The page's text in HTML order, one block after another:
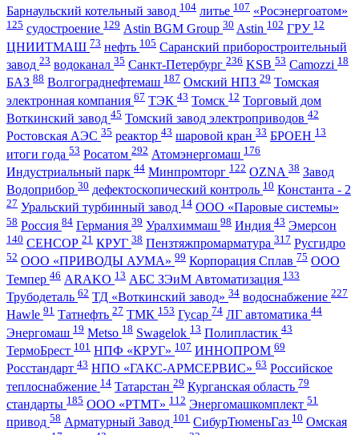
Барнаульский котельный завод 104 литье 107 «Росэнергоатом»
125 судостроение 129 Astin BGM Group 30 Astin 102 ГРУ 12
ЦНИИТМАШ 73 нефть 105 Саранский приборостроительный
завод 23 водоканал 35 Санкт-Петербург 236 KSB 53 Camozzi 18
БАЗ 88 Волгограднефтемаш 187 Омский НПЗ 29 Томская
электронная компания 67 ТЭК 43 Томск 12 Торговый дом
Воткинский завод 45 Томский завод электроприводов 42
Ростовская АЭС 35 реактор 43 шаровой кран 33 БРОЕН 13
итоги года 53 Росатом 292 Атомэнергомаш 176
Индустриальный парк 44 Минпромторг 122 OZNA 38 Завод
Водоприбор 30 дефектоскопический контроль 10 Константа - 2
27 Уральский турбинный завод 14 ООО «Паровые системы»
58 Россия 84 Германия 39 Уралхиммаш 98 Индия 43 Эмерсон
140 СЕНСОР 21 КРУГ 38 Пензтяжпромарматура 317 Русгидро
52 ООО «ПРИВОДЫ АУМА» 99 Корпорация Сплав 75 ООО
Темпер 46 ARAKO 13 АБС ЗЭиМ Автоматизация 133
Трубодеталь 62 ТД «Воткинский завод» 34 водоснабжение 227
Hawle 91 Татнефть 27 ТМК 153 Гусар 74 ЛГ автоматика 44
Энергомаш 19 Metso 18 Swagelok 13 Полипластик 43
ТермоБрест 101 НПФ «КРУГ» 107 ИННОПРОМ 69
Росстандарт 43 НПО «ГАКС-АРМСЕРВИС» 63 Российское
теплоснабжение 14 Татарстан 29 Курганская область 79
стандарты 185 ООО «РТМТ» 112 Энергомашкомплект 51
привод 58 Арматурный Завод 101 СибурТюменьГаз 10 Омская